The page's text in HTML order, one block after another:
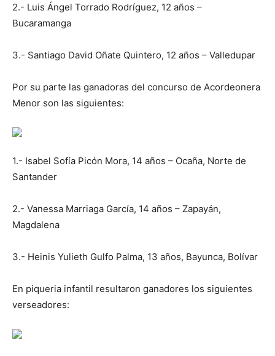
2.- Luis Ángel Torrado Rodríguez, 12 años –
Bucaramanga
3.- Santiago David Oñate Quintero, 12 años – Valledupar
Por su parte las ganadoras del concurso de Acordeonera
Menor son las siguientes:
1.- Isabel Sofía Picón Mora, 14 años – Ocaña, Norte de
Santander
2.- Vanessa Marriaga García, 14 años – Zapayán,
Magdalena
3.- Heinis Yulieth Gulfo Palma, 13 años, Bayunca, Bolívar
En piqueria infantil resultaron ganadores los siguientes
verseadores: